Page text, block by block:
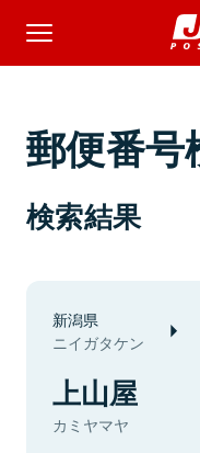
郵便番号
検索結果
新潟県
ニイガタケン
上山屋
カミヤマヤ